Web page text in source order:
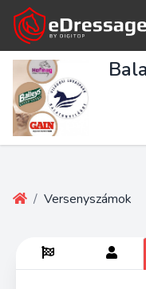
/ Versenyszámok